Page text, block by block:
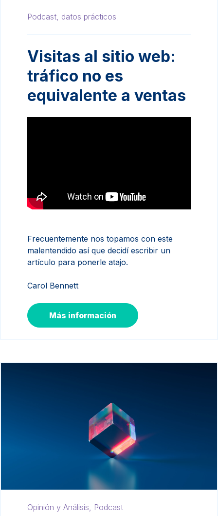
Podcast, datos prácticos
Visitas al sitio web:
tráfico no es
equivalente a ventas
Frecuentemente nos topamos con este
malentendido así que decidí escribir un
artículo para ponerle atajo.
Carol Bennett
Más información
Opinión y Análisis, Podcast